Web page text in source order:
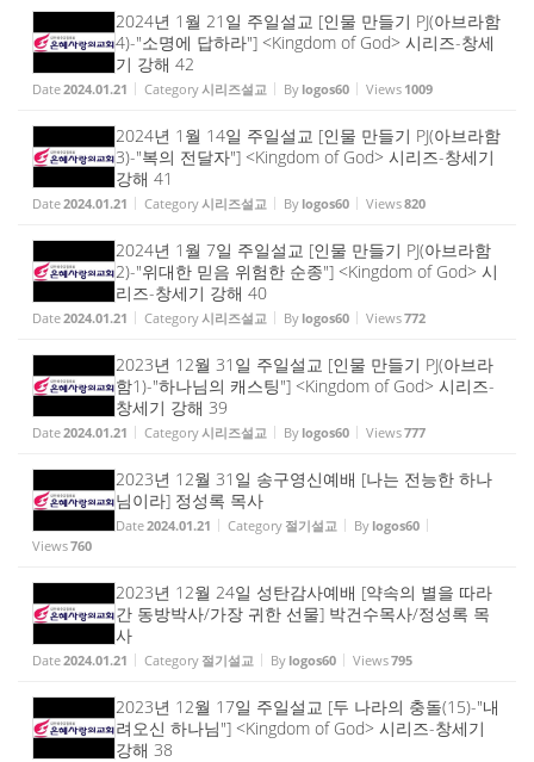
2024년 1월 21일 주일설교 [인물 만들기 PJ(아브라함
4)-"소명에 답하라"] <Kingdom of God> 시리즈-창세
기 강해 42
Date2024.01.21 Category시리즈설교 By logos60 Views 1009
2024년 1월 14일 주일설교 [인물 만들기 PJ(아브라함
3)-"복의 전달자"] <Kingdom of God> 시리즈-창세기
강해 41
Date2024.01.21 Category시리즈설교 By logos60 Views820
2024년 1월 7일 주일설교 [인물 만들기 PJ(아브라함
2)-"위대한 믿음 위험한 순종"] <Kingdom of God> 시
리즈-창세기 강해 40
Date2024.01.21 Category시리즈설교 By logos60 Views772
2023년 12월 31일 주일설교 [인물 만들기 PJ(아브라
함1)-"하나님의 캐스팅"] <Kingdom of God> 시리즈-
창세기 강해 39
Date2024.01.21 Category시리즈설교 By logos60 Views777
2023년 12월 31일 송구영신예배 [나는 전능한 하나
님이라] 정성록 목사
Date2024.01.21 Category 절기설교 By logos60
Views760
2023년 12월 24일 성탄감사예배 [약속의 별을 따라
간 동방박사/가장 귀한 선물] 박건수목사/정성록 목
사
Date2024.01.21 Category 절기설교 By logos60 Views795
2023년 12월 17일 주일설교 [두 나라의 충돌(15)-"내
려오신 하나님"] <Kingdom of God> 시리즈-창세기
강해 38